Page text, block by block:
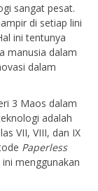
sangat pesat.
di setiap lini
ini tentunya
manusia dalam
dalam
3 Maos dalam
adalah
VII, VIII, dan IX
Paperless
menggunakan